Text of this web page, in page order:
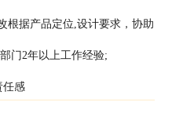
根据产品定位,设计要求，协助
门2年以上工作经验;
任感